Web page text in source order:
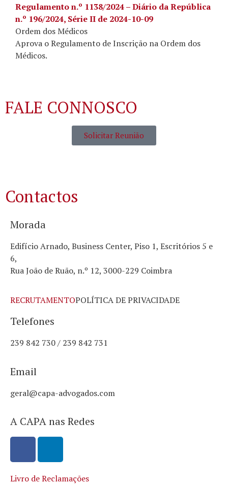
Regulamento n.º 1138/2024 – Diário da República
n.º 196/2024, Série II de 2024-10-09
Ordem dos Médicos
Aprova o Regulamento de Inscrição na Ordem dos
Médicos.
FALE CONNOSCO
Solicitar Reunião
Contactos
Morada
Edifício Arnado, Business Center, Piso 1, Escritórios 5 e
6,
Rua João de Ruão, n.º 12, 3000-229 Coimbra
RECRUTAMENTOPOLÍTICA DE PRIVACIDADE
Telefones
239 842 730 / 239 842 731
Email
geral@capa-advogados.com
A CAPA nas Redes
Livro de Reclamações